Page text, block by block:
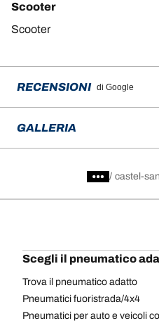
Scooter
Scooter
RECENSIONI di Google
GALLERIA
/ castel-
Scegli il pneumatico
Trova il pneumatico adatto
Pneumatici fuoristrada/4x4
Pneumatici per auto e veicoli